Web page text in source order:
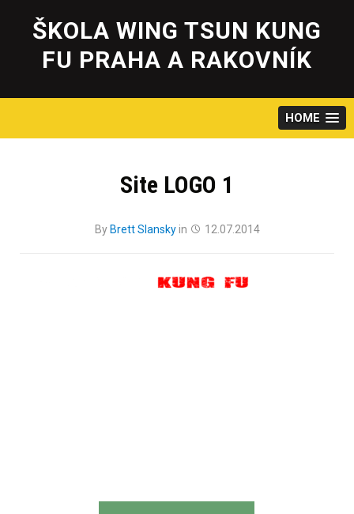
content
ŠKOLA WING TSUN KUNG
FU PRAHA A RAKOVNÍK
HOME
Site LOGO 1
By Brett Slanskyin 12.07.2014